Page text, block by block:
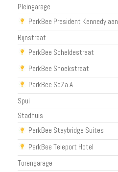
Pleingarage
ParkBee President Kennedylaan
Rijnstraat
ParkBee Scheldestraat
ParkBee Snoekstraat
ParkBee SoZa A
Spui
Stadhuis
ParkBee Staybridge Suites
ParkBee Teleport Hotel
Torengarage